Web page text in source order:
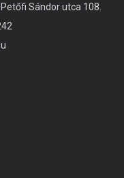
Sándor utca 108.